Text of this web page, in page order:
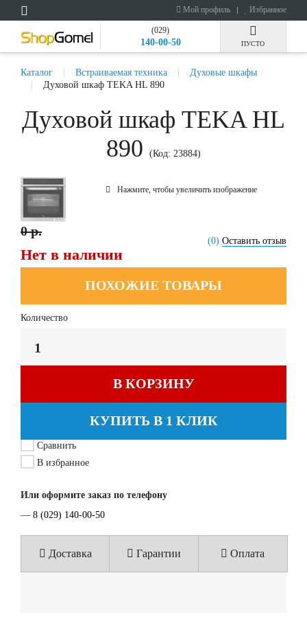
Мой профиль Избранное
(029)
140-00-50 ПУСТО
Каталог Встраиваемая техника
Духовые шкафы
Духовой шкаф TEKA HL 890
Духовой шкаф TEKA HL
890
(Код: 23884)
Нажмите, чтобы увеличить изображение
(0) Оставить отзыв
0 р.
Нет в наличии
ПОХОЖИЕ ТОВАРЫ
Количество
В КОРЗИНУ
КУПИТЬ В 1 КЛИК
Сравнить
В избранное
Или оформите заказ по телефону
— 8 (029) 140-00-50
Доставка Гарантии Оплата